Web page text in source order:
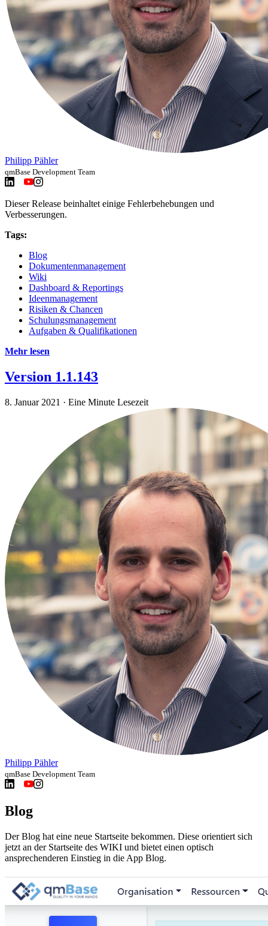
Philipp Pähler
qmBase Development Team
Dieser Release beinhaltet einige Fehlerbehebungen und
Verbesserungen.
Tags:
Blog
Dokumentenmanagement
Wiki
Dashboard & Reportings
Ideenmanagement
Risiken & Chancen
Schulungsmanagement
Aufgaben & Qualifikationen
Mehr lesen
Version 1.1.143
8. Januar 2021 · Eine Minute Lesezeit
Philipp Pähler
qmBase Development Team
Blog
Der Blog hat eine neue Startseite bekommen. Diese orientiert sich
jetzt an der Startseite des WIKI und bietet einen optisch
ansprechenderen Einstieg in die App Blog.